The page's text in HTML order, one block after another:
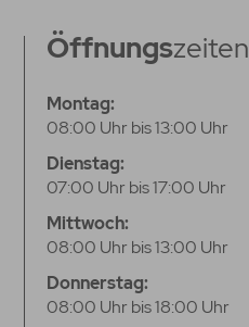
Öffnungszeiten
Montag:
08:00 Uhr bis 13:00 Uhr
Dienstag:
07:00 Uhr bis 17:00 Uhr
Mittwoch:
08:00 Uhr bis 13:00 Uhr
Donnerstag:
08:00 Uhr bis 18:00 Uhr